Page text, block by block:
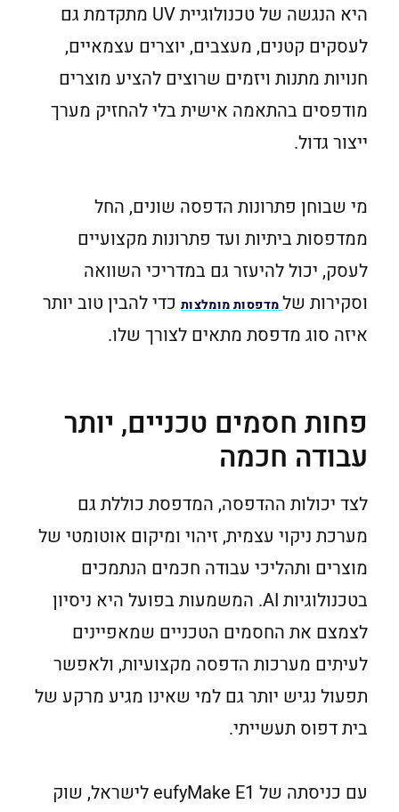
היא הנגשה של טכנולוגיית UV מתקדמת גם
לעסקים קטנים, מעצבים, יוצרים עצמאיים,
חנויות מתנות ויזמים שרוצים להציע מוצרים
מודפסים בהתאמה אישית בלי להחזיק מערך
ייצור גדול.
מי שבוחן פתרונות הדפסה שונים, החל
ממדפסות ביתיות ועד פתרונות מקצועיים
לעסק, יכול להיעזר גם במדריכי השוואה
וסקירות שלמדפסות מומלצות כדי להבין טוב יותר
איזה סוג מדפסת מתאים לצורך שלו.
פחות חסמים טכניים, יותר
עבודה חכמה
לצד יכולות ההדפסה, המדפסת כוללת גם
מערכת ניקוי עצמית, זיהוי ומיקום אוטומטי של
מוצרים ותהליכי עבודה חכמים הנתמכים
בטכנולוגיות AI. המשמעות בפועל היא ניסיון
לצמצם את החסמים הטכניים שמאפיינים
לעיתים מערכות הדפסה מקצועיות, ולאפשר
תפעול נגיש יותר גם למי שאינו מגיע מרקע של
בית דפוס תעשייתי.
עם כניסתה של eufyMake E1 לישראל, שוק